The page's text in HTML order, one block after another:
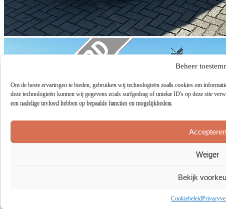
Beheer
Om de beste ervaringen te bieden, gebruiken wij technologieën zoals cookies om
deze technologieën kunnen wij gegevens zoals surfgedrag of unieke ID's op deze site
een nadelige invloed hebben op bepaalde functies en mogelijkheden.
Accepteren
Weiger
Bekijk
Cookiebeleid